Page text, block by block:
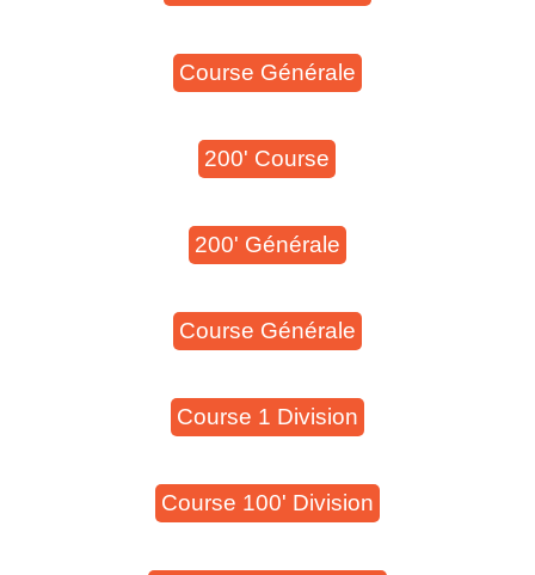
Course Générale
200' Course
200' Générale
Course Générale
Course 1 Division
Course 100' Division